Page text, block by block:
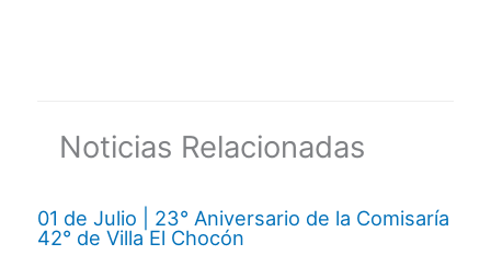
Noticias Relacionadas
01 de Julio | 23° Aniversario de la Comisaría
42° de Villa El Chocón